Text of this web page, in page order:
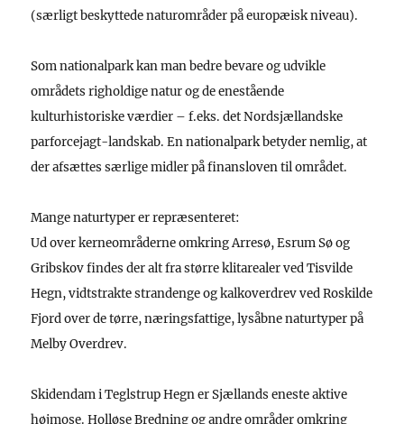
(særligt beskyttede naturområder på europæisk niveau).
Som nationalpark kan man bedre bevare og udvikle
områdets righoldige natur og de enestående
kulturhistoriske værdier – f.eks. det Nordsjællandske
parforcejagt-landskab. En nationalpark betyder nemlig, at
der afsættes særlige midler på finansloven til området.
Mange naturtyper er repræsenteret:
Ud over kerneområderne omkring Arresø, Esrum Sø og
Gribskov findes der alt fra større klitarealer ved Tisvilde
Hegn, vidtstrakte strandenge og kalkoverdrev ved Roskilde
Fjord over de tørre, næringsfattige, lysåbne naturtyper på
Melby Overdrev.
Skidendam i Teglstrup Hegn er Sjællands eneste aktive
højmose. Holløse Bredning og andre områder omkring